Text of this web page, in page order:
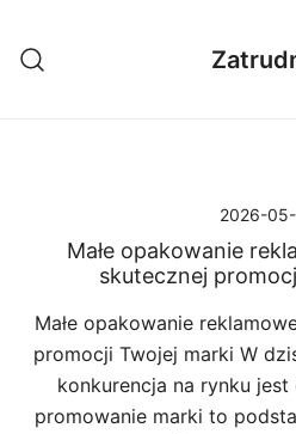
treści
2026-
Małe opakowanie
skutecznej
Małe opakowanie
promocji Twojej marki W
konkurencja na rynku
promowanie marki to